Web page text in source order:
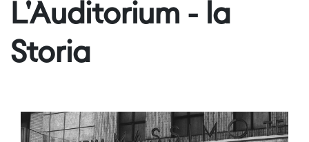
L'Auditorium - la
Storia